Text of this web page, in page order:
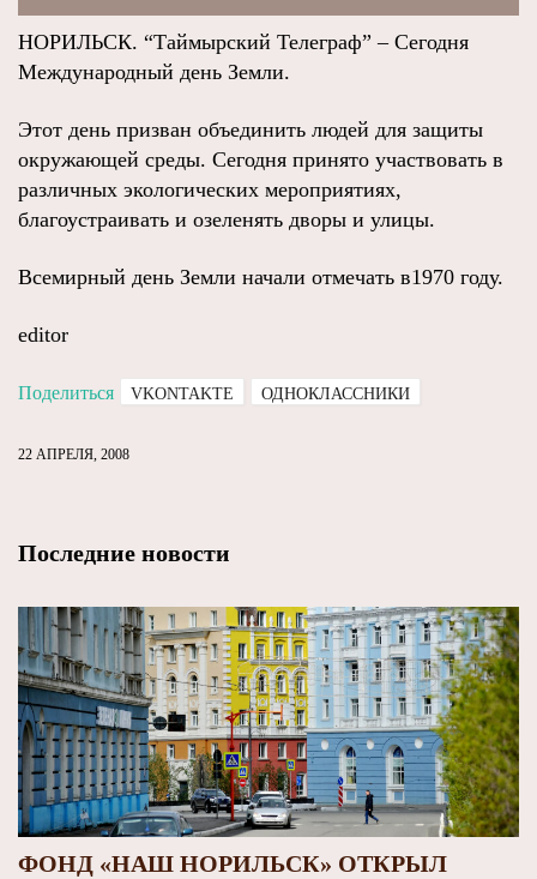
НОРИЛЬСК. “Таймырский Телеграф” – Сегодня
Международный день Земли.
Этот день призван объединить людей для защиты
окружающей среды. Сегодня принято участвовать в
различных экологических мероприятиях,
благоустраивать и озеленять дворы и улицы.
Всемирный день Земли начали отмечать в1970 году.
editor
Поделиться VKONTAKTE ОДНОКЛАССНИКИ
22 АПРЕЛЯ, 2008
Последние новости
ФОНД «НАШ НОРИЛЬСК» ОТКРЫЛ